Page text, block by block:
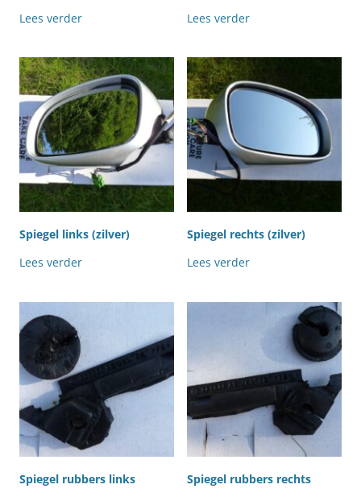
Lees verder
Lees verder
Spiegel links (zilver)
Lees verder
Spiegel rechts (zilver)
Lees verder
Spiegel rubbers links
Spiegel rubbers rechts